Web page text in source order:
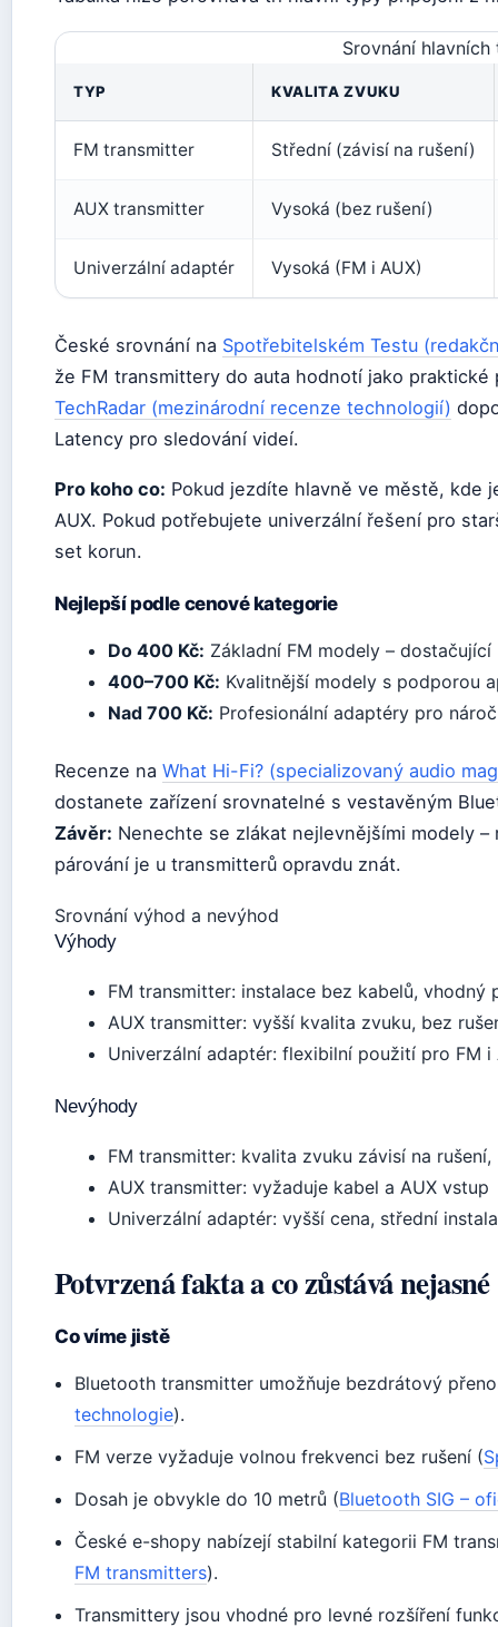
Srovnání
TYP KVALITA ZVUKU
FM transmitter Střední (závisí na rušení)
AUX transmitter Vysoká (bez rušení)
Univerzální adaptér Vysoká (FM i AUX)
České srovnání na Spotřebitelském Testu
že FM transmittery do auta hodnotí jako
TechRadar (mezinárodní recenze technologií)
Latency pro sledování videí.
Pro koho co: Pokud jezdíte hlavně ve městě, kde
AUX. Pokud potřebujete univerzální řešení pro
set korun.
Nejlepší podle cenové kategorie
Do 400 Kč: Základní FM modely –
400–700 Kč: Kvalitnější modely s podporou
Nad 700 Kč: Profesionální adaptéry pro
Recenze na What Hi-Fi? (specializovaný audio
dostanete zařízení srovnatelné s vestavěným
Závěr: Nenechte se zlákat nejlevnějšími modely
párování je u transmitterů opravdu znát.
Srovnání výhod a nevýhod
Výhody
FM transmitter: instalace bez kabelů, vhodný
AUX transmitter: vyšší kvalita zvuku, bez
Univerzální adaptér: flexibilní použití pro FM i
Nevýhody
FM transmitter: kvalita zvuku závisí na
AUX transmitter: vyžaduje kabel a AUX vstup
Univerzální adaptér: vyšší cena, střední
Potvrzená fakta a co zůstává nejasné
Co víme jistě
Bluetooth transmitter umožňuje bezdrátový
technologie).
FM verze vyžaduje volnou frekvenci bez rušení (
Dosah je obvykle do 10 metrů (Bluetooth SIG –
České e-shopy nabízejí stabilní kategorii FM
FM transmitters).
Transmittery jsou vhodné pro levné rozšíření